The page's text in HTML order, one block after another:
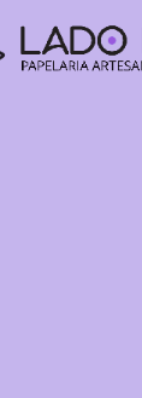
ser
escolhidas